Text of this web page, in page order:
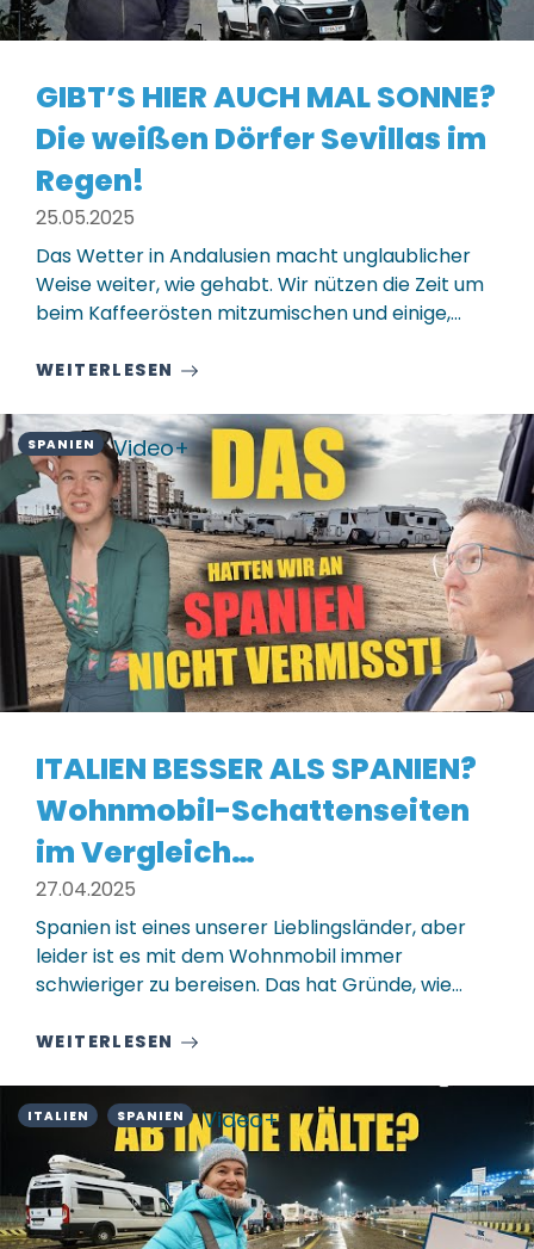
GIBT’S HIER AUCH MAL SONNE?
Die weißen Dörfer Sevillas im
Regen!
25.05.2025
Das Wetter in Andalusien macht unglaublicher
Weise weiter, wie gehabt. Wir nützen die Zeit um
beim Kaffeerösten mitzumischen und einige,…
WEITERLESEN
SPANIEN Video+
ITALIEN BESSER ALS SPANIEN?
Wohnmobil-Schattenseiten
im Vergleich…
27.04.2025
Spanien ist eines unserer Lieblingsländer, aber
leider ist es mit dem Wohnmobil immer
schwieriger zu bereisen. Das hat Gründe, wie…
WEITERLESEN
ITALIEN SPANIEN Video+